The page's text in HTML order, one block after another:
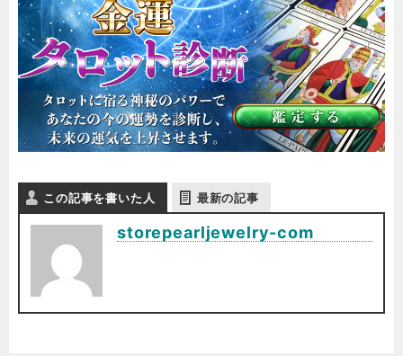
この記事を書いた人 最新の記事
storepearljewelry-com